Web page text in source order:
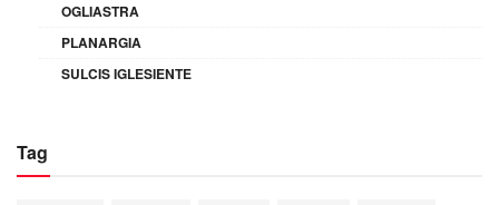
OGLIASTRA
PLANARGIA
SULCIS IGLESIENTE
Tag